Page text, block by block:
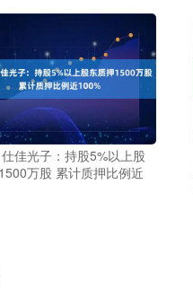
佳光子：持股5%以上股
万股 累计质押比例近